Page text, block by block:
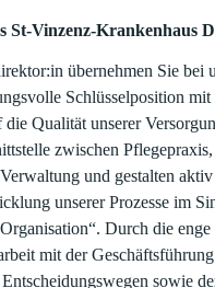
St-Vinzenz-Krankenhaus
übernehmen Sie bei
Schlüsselposition mit
Qualität unserer
zwischen
und gestalten
unserer Prozesse im
Durch die enge
mit der
sowie